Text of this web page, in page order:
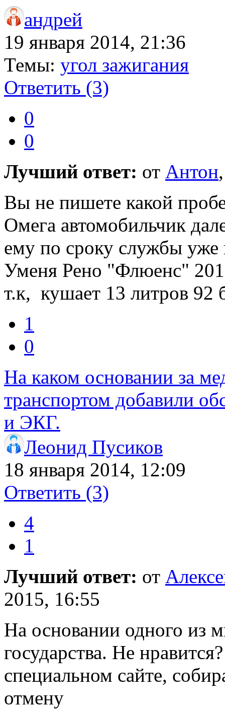
андрей
19 января 2014, 21:36
Темы: угол зажигания
Ответить (3)
0
0
Лучший ответ: от Антон
Вы не пишете какой
Омега автомобильчик
ему по сроку службы уже
Уменя Рено "Флюенс"
т.к, кушает 13 литров 92
1
0
На каком основании за
транспортом добавили
и ЭКГ.
Леонид Пусиков
18 января 2014, 12:09
Ответить (3)
4
1
Лучший ответ: от
2015, 16:55
На основании одного из
государства. Не
специальном сайте,
отмену